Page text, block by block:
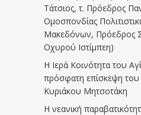
Τάτσιος, τ. Πρόεδρος
Ομοσπονδίας
Μακεδόνων, Πρόεδρος
Οχυρού Ιστίμπεη)
Η Ιερά Κοινότητα του
πρόσφατη επίσκεψη
Κυριάκου Μητσοτάκη
Η νεανική